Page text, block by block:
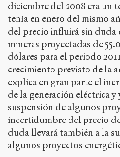
diciembre del 2008 era un
tenía en enero del mismo
del precio influirá sin duda
mineras proyectadas de
dólares para el periodo
crecimiento previsto de la
explica en gran parte el
de la generación eléctrica y
suspensión de algunos
incertidumbre del precio
duda llevará también a la
algunos proyectos